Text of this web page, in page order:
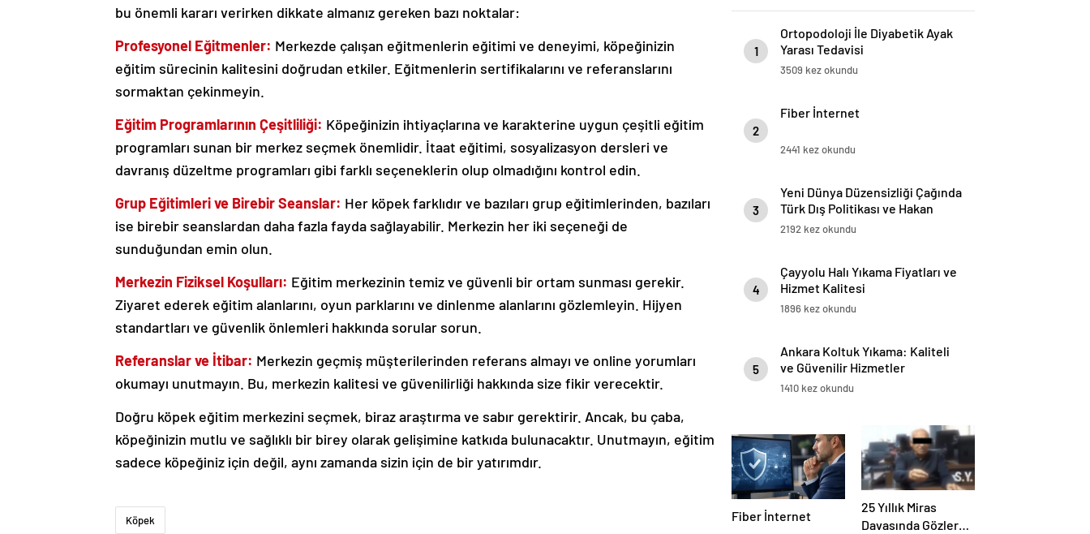
bu önemli kararı verirken dikkate almanız gereken bazı noktalar:
Profesyonel Eğitmenler: Merkezde çalışan eğitmenlerin eğitimi ve deneyimi, köpeğinizin
eğitim sürecinin kalitesini doğrudan etkiler. Eğitmenlerin sertifikalarını ve referanslarını
sormaktan çekinmeyin.
Eğitim Programlarının Çeşitliliği: Köpeğinizin ihtiyaçlarına ve karakterine uygun çeşitli eğitim
programları sunan bir merkez seçmek önemlidir. İtaat eğitimi, sosyalizasyon dersleri ve
davranış düzeltme programları gibi farklı seçeneklerin olup olmadığını kontrol edin.
Grup Eğitimleri ve Birebir Seanslar: Her köpek farklıdır ve bazıları grup eğitimlerinden, bazıları
ise birebir seanslardan daha fazla fayda sağlayabilir. Merkezin her iki seçeneği de
sunduğundan emin olun.
Merkezin Fiziksel Koşulları: Eğitim merkezinin temiz ve güvenli bir ortam sunması gerekir.
Ziyaret ederek eğitim alanlarını, oyun parklarını ve dinlenme alanlarını gözlemleyin. Hijyen
standartları ve güvenlik önlemleri hakkında sorular sorun.
Referanslar ve İtibar: Merkezin geçmiş müşterilerinden referans almayı ve online yorumları
okumayı unutmayın. Bu, merkezin kalitesi ve güvenilirliği hakkında size fikir verecektir.
Doğru köpek eğitim merkezini seçmek, biraz araştırma ve sabır gerektirir. Ancak, bu çaba,
köpeğinizin mutlu ve sağlıklı bir birey olarak gelişimine katkıda bulunacaktır. Unutmayın, eğitim
sadece köpeğiniz için değil, aynı zamanda sizin için de bir yatırımdır.
Köpek
1
Ortopodoloji İle Diyabetik Ayak
Yarası Tedavisi
3509 kez okundu
2
Fiber İnternet
2441 kez okundu
3
Yeni Dünya Düzensizliği Çağında
Türk Dış Politikası ve Hakan
Fidan Faktörü
2192 kez okundu
4
Çayyolu Halı Yıkama Fiyatları ve
Hizmet Kalitesi
1896 kez okundu
5
Ankara Koltuk Yıkama: Kaliteli
ve Güvenilir Hizmetler
1410 kez okundu
Fiber İnternet
25 Yıllık Miras
Davasında Gözler